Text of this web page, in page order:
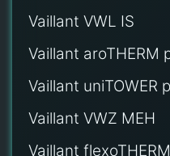
Vaillant VWL IS
Vaillant aroTHERM
Vaillant uniTOWER
Vaillant VWZ MEH
Vaillant